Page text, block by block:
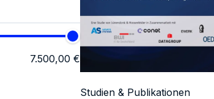
7.500,00 €
Studien & Publikationen